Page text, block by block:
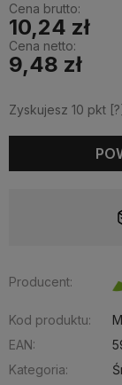
Cena brutto:
10,24 zł
Cena netto:
9,48 zł
Zyskujesz 10 pkt [?]
Producent:
Kod produktu:
EAN:
Kategoria: